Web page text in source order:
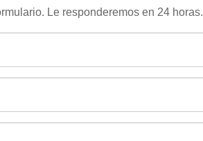
Le responderemos en 24 horas.